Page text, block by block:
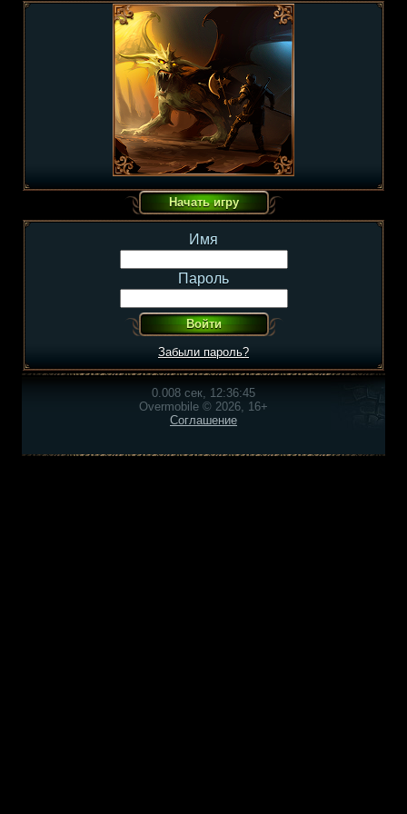
Имя
Пароль
Забыли пароль?
0.008 сек, 12:36:45
Overmobile © 2026, 16+
Соглашение